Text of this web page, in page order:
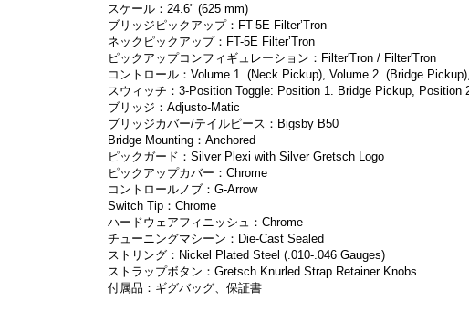
スケール：24.6" (625 mm)
ブリッジピックアップ：FT-5E Filter’Tron
ネックピックアップ：FT-5E Filter’Tron
ピックアップコンフィギュレーション：Filter'Tron / Filter'Tron
コントロール：Volume 1. (Neck Pickup), Volume 2. (Bridge
スウィッチ：3-Position Toggle: Position 1. Bridge Pickup,
ブリッジ：Adjusto-Matic
ブリッジカバー/テイルピース：Bigsby B50
Bridge Mounting：Anchored
ピックガード：Silver Plexi with Silver Gretsch Logo
ピックアップカバー：Chrome
コントロールノブ：G-Arrow
Switch Tip：Chrome
ハードウェアフィニッシュ：Chrome
チューニングマシーン：Die-Cast Sealed
ストリング：Nickel Plated Steel (.010-.046 Gauges)
ストラップボタン：Gretsch Knurled Strap Retainer Knobs
付属品：ギグバッグ、保証書